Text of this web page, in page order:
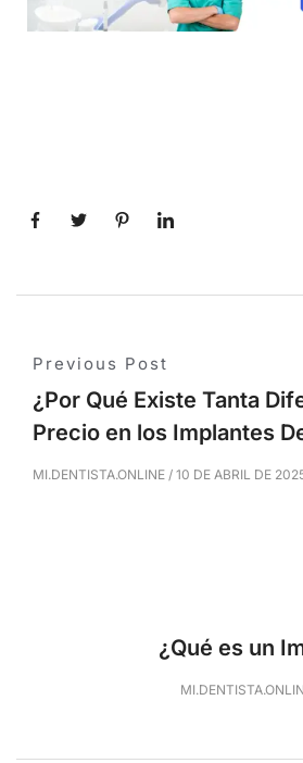
Previous Post
¿Por Qué Existe Tanta
Precio en los Implantes
MI.DENTISTA.ONLINE / 10 DE ABRIL DE
¿Qué es un